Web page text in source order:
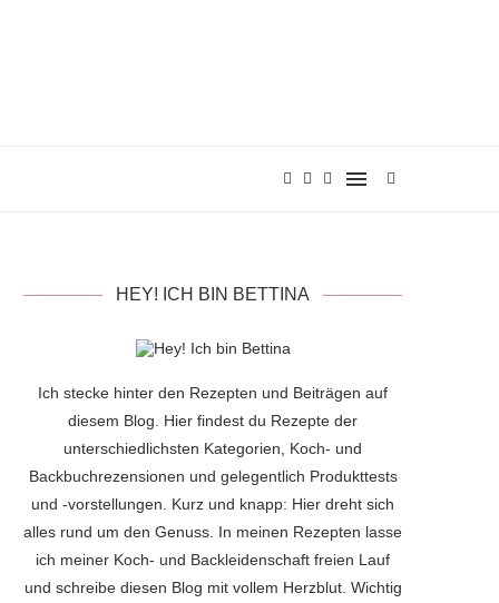
HEY! ICH BIN BETTINA
Ich stecke hinter den Rezepten und Beiträgen auf
diesem Blog. Hier findest du Rezepte der
unterschiedlichsten Kategorien, Koch- und
Backbuchrezensionen und gelegentlich Produkttests
und -vorstellungen. Kurz und knapp: Hier dreht sich
alles rund um den Genuss. In meinen Rezepten lasse
ich meiner Koch- und Backleidenschaft freien Lauf
und schreibe diesen Blog mit vollem Herzblut. Wichtig